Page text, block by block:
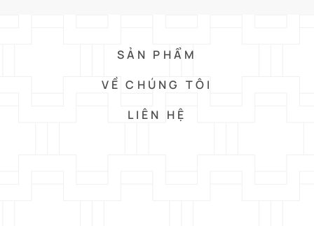
SẢN PHẨM
VỀ CHÚNG TÔI
LIÊN HỆ